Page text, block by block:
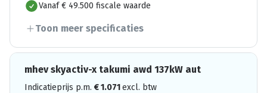
Vanaf € 49.500 fiscale waarde
Toon meer specificaties
mhev skyactiv-x takumi awd 137kW aut
Indicatieprijs p.m. €1.071excl. btw